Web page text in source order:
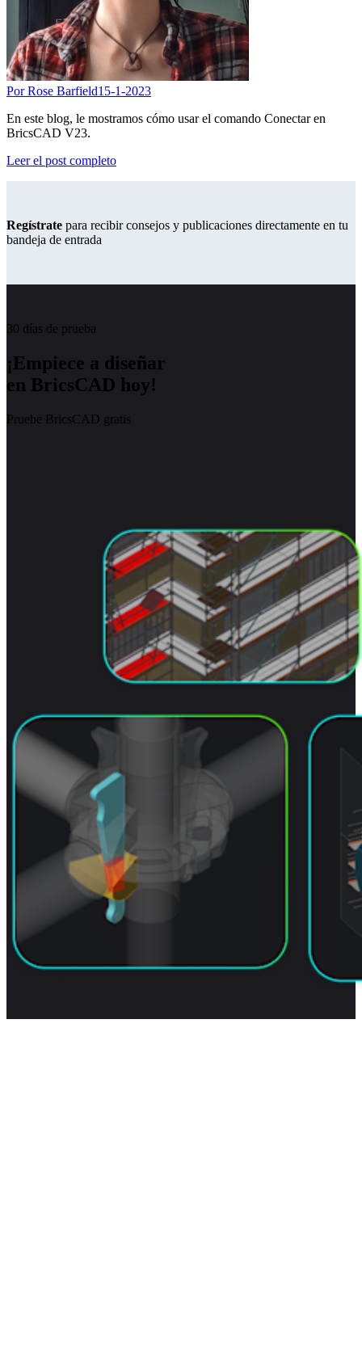
Por Rose Barfield15-1-2023
En este blog, le mostramos cómo usar el comando Conectar en
BricsCAD V23.
Leer el post completo
Regístrate para recibir consejos y publicaciones directamente en tu
bandeja de entrada
30 días de prueba
¡Empiece a diseñar
en BricsCAD hoy!
Pruebe BricsCAD gratis